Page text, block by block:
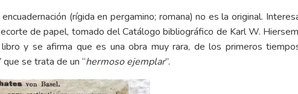
(rígida en pergamino; romana) no es la original.
de papel, tomado del Catálogo bibliográfico de Karl W.
y se afirma que es una obra muy rara, de los primeros
se trata de un “hermoso ejemplar”.